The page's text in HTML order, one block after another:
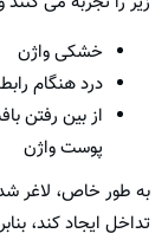
خشکی واژن
درد هنگام
از بین رفتن
پوست واژن
به طور خاص، لاغر
تداخل ایجاد کند،